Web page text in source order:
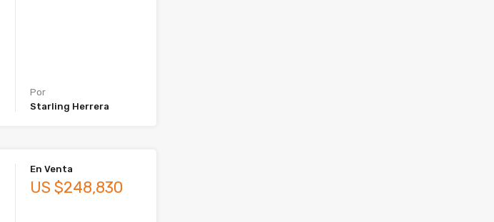
Por
Starling Herrera
En Venta
US $248,830